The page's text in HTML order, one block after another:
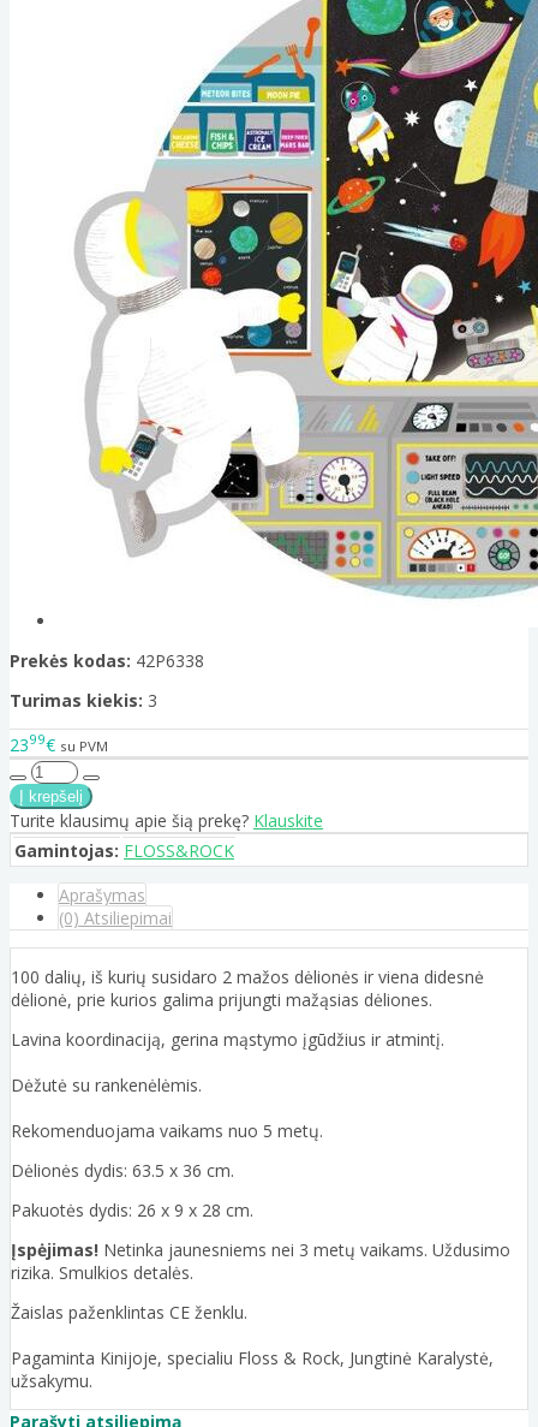
Prekės kodas: 42P6338
Turimas kiekis: 3
2399€ su PVM
Turite klausimų apie šią prekę? Klauskite
Gamintojas: FLOSS&ROCK
Aprašymas
(0) Atsiliepimai
100 dalių, iš kurių susidaro 2 mažos dėlionės ir viena didesnė
dėlionė, prie kurios galima prijungti mažąsias dėliones.
Lavina koordinaciją, gerina mąstymo įgūdžius ir atmintį.
Dėžutė su rankenėlėmis.
Rekomenduojama vaikams nuo 5 metų.
Dėlionės dydis: 63.5 x 36 cm.
Pakuotės dydis: 26 x 9 x 28 cm.
Įspėjimas! Netinka jaunesniems nei 3 metų vaikams. Uždusimo
rizika. Smulkios detalės.
Žaislas paženklintas CE ženklu.
Pagaminta Kinijoje, specialiu Floss & Rock, Jungtinė Karalystė,
užsakymu.
Parašyti atsiliepimą